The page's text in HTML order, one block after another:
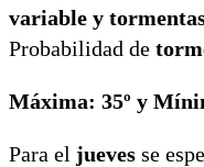
variable y
Probabilidad de
Máxima: 35º y
Para el jueves se